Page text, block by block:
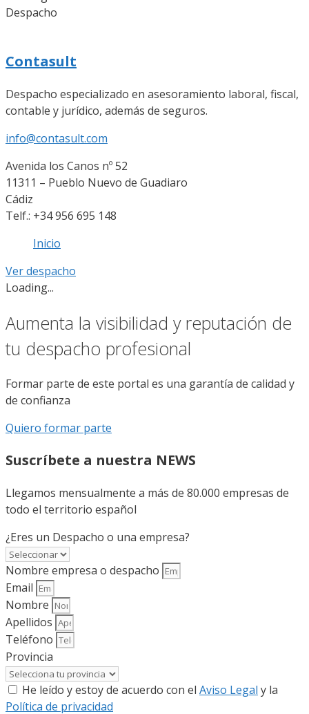
Despacho
Contasult
Despacho especializado en asesoramiento laboral, fiscal,
contable y jurídico, además de seguros.
info@contasult.com
Avenida los Canos nº 52
11311 – Pueblo Nuevo de Guadiaro
Cádiz
Telf.: +34 956 695 148
Inicio
Ver despacho
Loading...
Aumenta la visibilidad y reputación de
tu despacho profesional
Formar parte de este portal es una garantía de calidad y
de confianza
Quiero formar parte
Suscríbete a nuestra NEWS
Llegamos mensualmente a más de 80.000 empresas de
todo el territorio español
¿Eres un Despacho o una empresa?
Nombre empresa o despacho
Email
Nombre
Apellidos
Teléfono
Provincia
He leído y estoy de acuerdo con el Aviso Legal y la
Política de privacidad